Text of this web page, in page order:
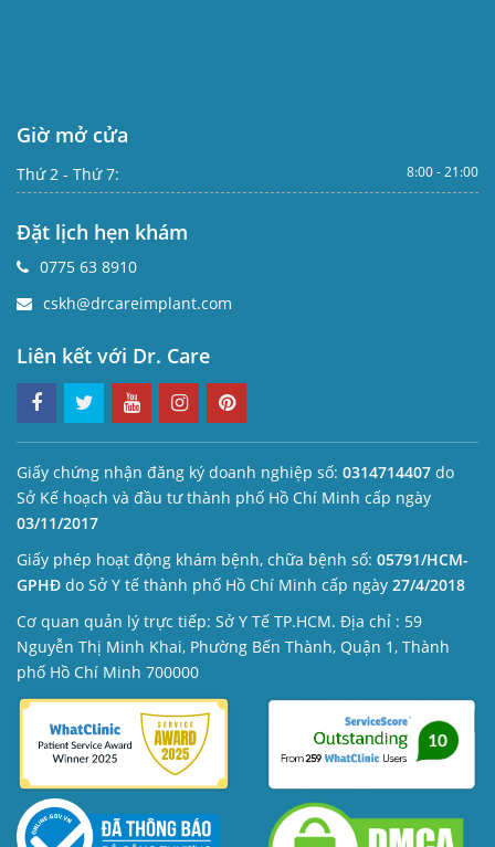
Giờ mở cửa
Thứ 2 - Thứ 7: 8:00 - 21:00
Đặt lịch hẹn khám
0775 63 8910
cskh@drcareimplant.com
Liên kết với Dr. Care
Giấy chứng nhận đăng ký doanh nghiệp số: 0314714407 do
Sở Kế hoạch và đầu tư thành phố Hồ Chí Minh cấp ngày
03/11/2017
Giấy phép hoạt động khám bệnh, chữa bệnh số: 05791/HCM-
GPHĐ do Sở Y tế thành phố Hồ Chí Minh cấp ngày 27/4/2018
Cơ quan quản lý trực tiếp: Sở Y Tế TP.HCM. Địa chỉ : 59
Nguyễn Thị Minh Khai, Phường Bến Thành, Quận 1, Thành
phố Hồ Chí Minh 700000